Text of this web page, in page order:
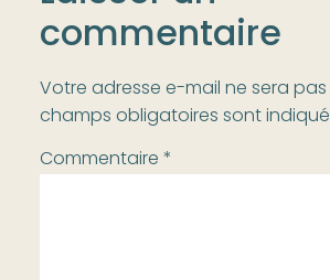
commentaire
Votre adresse e-mail ne sera
champs obligatoires sont
Commentaire*